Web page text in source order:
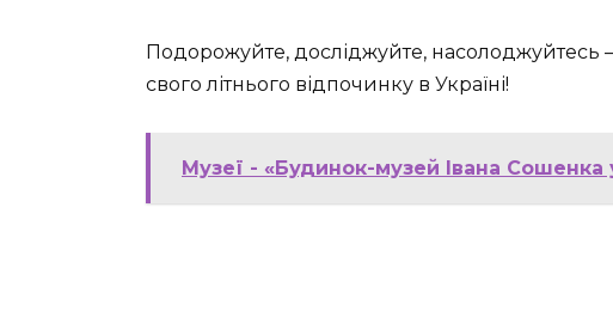
Подорожуйте, досліджуйте, насолоджуйтесь –
свого літнього відпочинку в Україні!
Музеї - «Будинок-музей Івана Сошенка